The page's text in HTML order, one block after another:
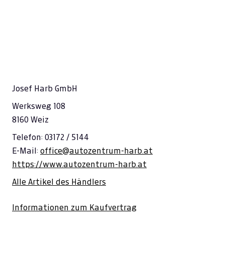
Josef Harb GmbH
Werksweg 108
8160 Weiz
Telefon: 03172 / 5144
E-Mail: office@autozentrum-harb.at
https://www.autozentrum-harb.at
Alle Artikel des Händlers
Informationen zum Kaufvertrag